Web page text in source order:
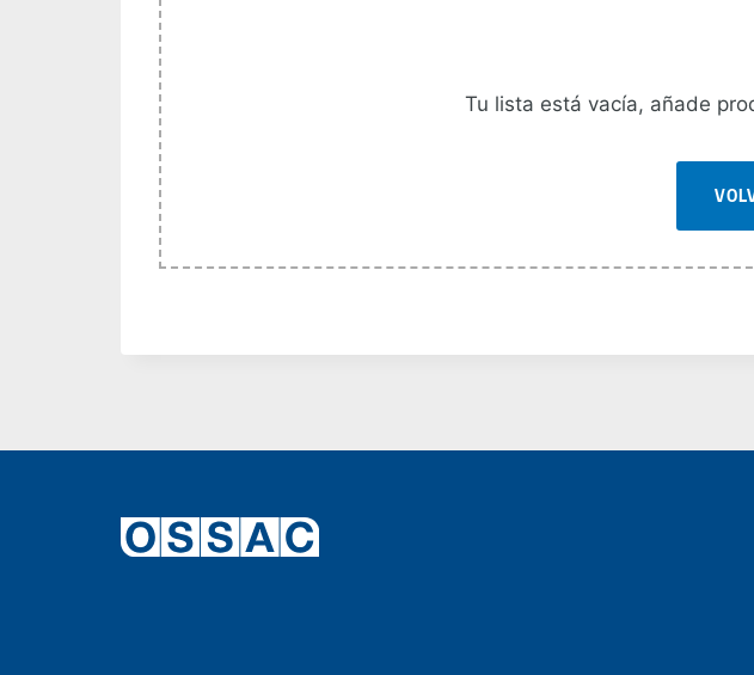
Tu lista está vacía, añade